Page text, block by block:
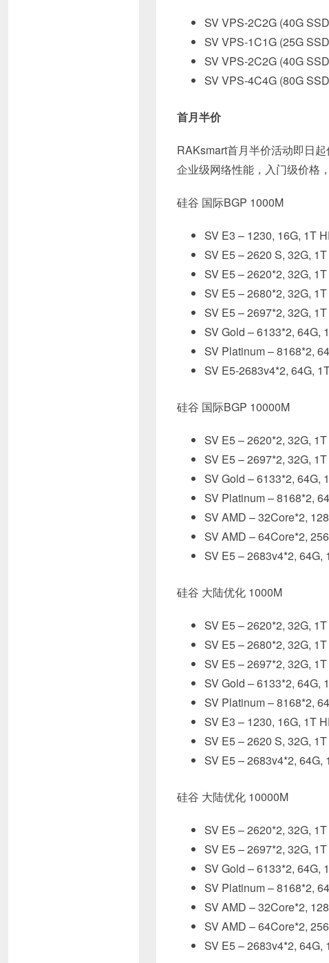
SV VPS-2C2G (40G
SV VPS-1C1G (25G
SV VPS-2C2G (40G
SV VPS-4C4G (80G
首月半价
RAKsmart首月半价活动即日
企业级网络性能，入门级价格
硅谷 国际BGP 1000M
SV E3 – 1230, 16G, 1T
SV E5 – 2620 S, 32G,
SV E5 – 2620*2, 32G,
SV E5 – 2680*2, 32G,
SV E5 – 2697*2, 32G,
SV Gold – 6133*2, 64G,
SV Platinum – 8168*2,
SV E5-2683v4*2, 64G,
硅谷 国际BGP 10000M
SV E5 – 2620*2, 32G,
SV E5 – 2697*2, 32G,
SV Gold – 6133*2, 64G,
SV Platinum – 8168*2,
SV AMD – 32Core*2,
SV AMD – 64Core*2,
SV E5 – 2683v4*2, 64G,
硅谷 大陆优化 1000M
SV E5 – 2620*2, 32G,
SV E5 – 2680*2, 32G,
SV E5 – 2697*2, 32G,
SV Gold – 6133*2, 64G,
SV Platinum – 8168*2,
SV E3 – 1230, 16G, 1T
SV E5 – 2620 S, 32G,
SV E5 – 2683v4*2, 64G,
硅谷 大陆优化 10000M
SV E5 – 2620*2, 32G,
SV E5 – 2697*2, 32G,
SV Gold – 6133*2, 64G,
SV Platinum – 8168*2,
SV AMD – 32Core*2,
SV AMD – 64Core*2,
SV E5 – 2683v4*2, 64G,